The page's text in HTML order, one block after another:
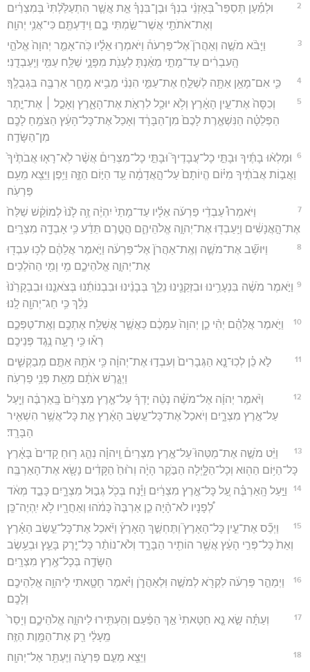
2
וּלְמַ֡עַן תְּסַפֵּר֩ בְּאָזְנֵ֨י בִנְךָ֜ וּבֶן־בִּנְךָ֗ אֵ֣ת אֲשֶׁ֤ר הִתְעַלַּ֙לְתִּי֙ בְּמִצְרַ֔יִם
וְאֶת־אֹתֹתַ֖י אֲשֶׁר־שַׂ֣מְתִּי בָ֑ם וִֽידַעְתֶּ֖ם כִּי־אֲנִ֥י יְהוָֽה׃
3
וַיָּבֹ֨א מֹשֶׁ֣ה וְאַהֲרֹן֮ אֶל־פַּרְעֹה֒ וַיֹּאמְר֣וּ אֵלָ֗יו כֹּֽה־אָמַ֤ר יְהוָה֙ אֱלֹהֵ֣י
הָֽעִבְרִ֔ים עַד־מָתַ֣י מֵאַ֔נְתָּ לֵעָנֹ֖ת מִפָּנָ֑י שַׁלַּ֥ח עַמִּ֖י וְיַֽעַבְדֻֽנִי׃
4 כִּ֛י אִם־מָאֵ֥ן אַתָּ֖ה לְשַׁלֵּ֣חַ אֶת־עַמִּ֑י הִנְנִ֨י מֵבִ֥יא מָחָ֛ר אַרְבֶּ֖ה בִּגְבֻלֶֽךָ׃
5
וְכִסָּה֙ אֶת־עֵ֣ין הָאָ֔רֶץ וְלֹ֥א יוּכַ֖ל לִרְאֹ֣ת אֶת־הָאָ֑רֶץ וְאָכַ֣ל ׀ אֶת־יֶ֣תֶר
הַפְּלֵטָ֗ה הַנִּשְׁאֶ֤רֶת לָכֶם֙ מִן־הַבָּרָ֔ד וְאָכַל֙ אֶת־כָּל־הָעֵ֔ץ הַצֹּמֵ֥חַ לָכֶ֖ם
מִן־הַשָּׂדֶֽה׃
6
וּמָלְא֨וּ בָתֶּ֜יךָ וּבָתֵּ֣י כָל־עֲבָדֶיךָ֮ וּבָתֵּ֣י כָל־מִצְרַיִם֒ אֲשֶׁ֨ר לֹֽא־רָא֤וּ אֲבֹתֶ֙יךָ֙
וַאֲב֣וֹת אֲבֹתֶ֔יךָ מִיּ֗וֹם הֱיוֹתָם֙ עַל־הָ֣אֲדָמָ֔ה עַ֖ד הַיּ֣וֹם הַזֶּ֑ה וַיִּ֥פֶן וַיֵּצֵ֖א מֵעִ֥ם
פַּרְעֹֽה׃
7
וַיֹּאמְרוּ֩ עַבְדֵ֨י פַרְעֹ֜ה אֵלָ֗יו עַד־מָתַי֙ יִהְיֶ֨ה זֶ֥ה לָ֙נוּ֙ לְמוֹקֵ֔שׁ שַׁלַּח֙
אֶת־הָ֣אֲנָשִׁ֔ים וְיַֽעַבְד֖וּ אֶת־יְהוָ֣ה אֱלֹהֵיהֶ֑ם הֲטֶ֣רֶם תֵּדַ֔ע כִּ֥י אָבְדָ֖ה מִצְרָֽיִם׃
8
וַיּוּשַׁ֞ב אֶת־מֹשֶׁ֤ה וְאֶֽת־אַהֲרֹן֙ אֶל־פַּרְעֹ֔ה וַיֹּ֣אמֶר אֲלֵהֶ֔ם לְכ֥וּ עִבְד֖וּ
אֶת־יְהוָ֣ה אֱלֹהֵיכֶ֑ם מִ֥י וָמִ֖י הַהֹלְכִֽים׃
9 וַיֹּ֣אמֶר מֹשֶׁ֔ה בִּנְעָרֵ֥ינוּ וּבִזְקֵנֵ֖ינוּ נֵלֵ֑ךְ בְּבָנֵ֨ינוּ וּבִבְנוֹתֵ֜נוּ בְּצֹאנֵ֤נוּ וּבִבְקָרֵ֙נוּ֙
נֵלֵ֔ךְ כִּ֥י חַג־יְהוָ֖ה לָֽנוּ׃
10
וַיֹּ֣אמֶר אֲלֵהֶ֗ם יְהִ֨י כֵ֤ן יְהוָה֙ עִמָּכֶ֔ם כַּאֲשֶׁ֛ר אֲשַׁלַּ֥ח אֶתְכֶ֖ם וְאֶֽת־טַפְּכֶ֑ם
רְא֕וּ כִּ֥י רָעָ֖ה נֶ֥גֶד פְּנֵיכֶֽם׃
11
לֹ֣א כֵ֗ן לְכֽוּ־נָ֤א הַגְּבָרִים֙ וְעִבְד֣וּ אֶת־יְהוָ֔ה כִּ֥י אֹתָ֖הּ אַתֶּ֣ם מְבַקְשִׁ֑ים
וַיְגָ֣רֶשׁ אֹתָ֔ם מֵאֵ֖ת פְּנֵ֥י פַרְעֹֽה׃
12
וַיֹּ֨אמֶר יְהוָ֜ה אֶל־מֹשֶׁ֗ה נְטֵ֨ה יָדְךָ֜ עַל־אֶ֤רֶץ מִצְרַ֙יִם֙ בָּֽאַרְבֶּ֔ה וְיַ֖עַל
עַל־אֶ֣רֶץ מִצְרָ֑יִם וְיֹאכַל֙ אֶת־כָּל־עֵ֣שֶׂב הָאָ֔רֶץ אֵ֛ת כָּל־אֲשֶׁ֥ר הִשְׁאִ֖יר
הַבָּרָֽד׃
13
וַיֵּ֨ט מֹשֶׁ֣ה אֶת־מַטֵּהוּ֮ עַל־אֶ֣רֶץ מִצְרַיִם֒ וַֽיהוָ֗ה נִהַ֤ג ר֥וּחַ קָדִים֙ בָּאָ֔רֶץ
כָּל־הַיּ֥וֹם הַה֖וּא וְכָל־הַלָּ֑יְלָה הַבֹּ֣קֶר הָיָ֔ה וְר֙וּחַ֙ הַקָּדִ֔ים נָשָׂ֖א אֶת־הָאַרְבֶּֽה׃
14
וַיַּ֣עַל הָֽאַרְבֶּ֗ה עַ֚ל כָּל־אֶ֣רֶץ מִצְרַ֔יִם וַיָּ֕נַח בְּכֹ֖ל גְּב֣וּל מִצְרָ֑יִם כָּבֵ֣ד מְאֹ֔ד
לְ֠פָנָיו לֹא־הָ֨יָה כֵ֤ן אַרְבֶּה֙ כָּמֹ֔הוּ וְאַחֲרָ֖יו לֹ֥א יִֽהְיֶה־כֵּֽן׃
15
וַיְכַ֞ס אֶת־עֵ֣ין כָּל־הָאָרֶץ֮ וַתֶּחְשַׁ֣ךְ הָאָרֶץ֒ וַיֹּ֜אכַל אֶת־כָּל־עֵ֣שֶׂב הָאָ֗רֶץ
וְאֵת֙ כָּל־פְּרִ֣י הָעֵ֔ץ אֲשֶׁ֥ר הוֹתִ֖יר הַבָּרָ֑ד וְלֹא־נוֹתַ֨ר כָּל־יֶ֧רֶק בָּעֵ֛ץ וּבְעֵ֥שֶׂב
הַשָּׂדֶ֖ה בְּכָל־אֶ֥רֶץ מִצְרָֽיִם׃
16
וַיְמַהֵ֣ר פַּרְעֹ֔ה לִקְרֹ֖א לְמֹשֶׁ֣ה וּֽלְאַהֲרֹ֑ן וַיֹּ֗אמֶר חָטָ֛אתִי לַיהוָ֥ה אֱלֹֽהֵיכֶ֖ם
וְלָכֶֽם׃
17
וְעַתָּ֗ה שָׂ֣א נָ֤א חַטָּאתִי֙ אַ֣ךְ הַפַּ֔עַם וְהַעְתִּ֖ירוּ לַיהוָ֣ה אֱלֹהֵיכֶ֑ם וְיָסֵר֙
מֵֽעָלַ֔י רַ֖ק אֶת־הַמָּ֥וֶת הַזֶּֽה׃
18 וַיֵּצֵ֖א מֵעִ֣ם פַּרְעֹ֑ה וַיֶּעְתַּ֖ר אֶל־יְהוָֽה׃